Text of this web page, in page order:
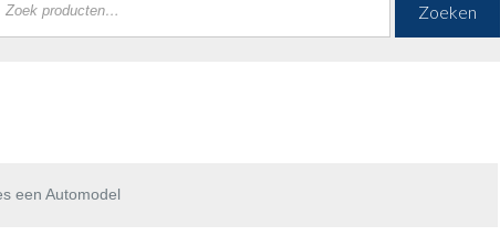
Zoeken
een Automodel